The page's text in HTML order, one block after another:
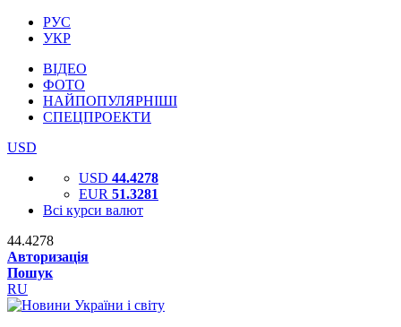
РУС
УКР
ВІДЕО
ФОТО
НАЙПОПУЛЯРНІШІ
СПЕЦПРОЕКТИ
USD
USD 44.4278
EUR 51.3281
Всі курси валют
44.4278
Авторизація
Пошук
RU